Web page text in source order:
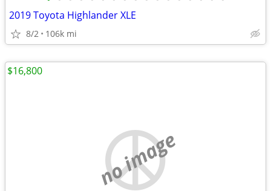
2019 Toyota Highlander XLE
8/2 106k mi
no image
$16,800